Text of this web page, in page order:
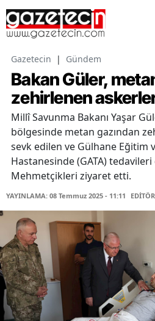
Gazetecin | Gündem
Bakan Güler,
zehirlenen
Millî Savunma Bakanı Yaşar
bölgesinde metan gazından
sevk edilen ve Gülhane Eğitim
Hastanesinde (GATA)
Mehmetçikleri ziyaret etti.
YAYINLAMA: 08 Temmuz 2025 - 11:11